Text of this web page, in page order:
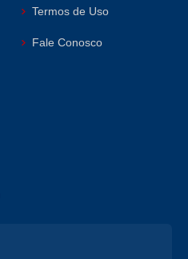
Termos de Uso
Fale Conosco